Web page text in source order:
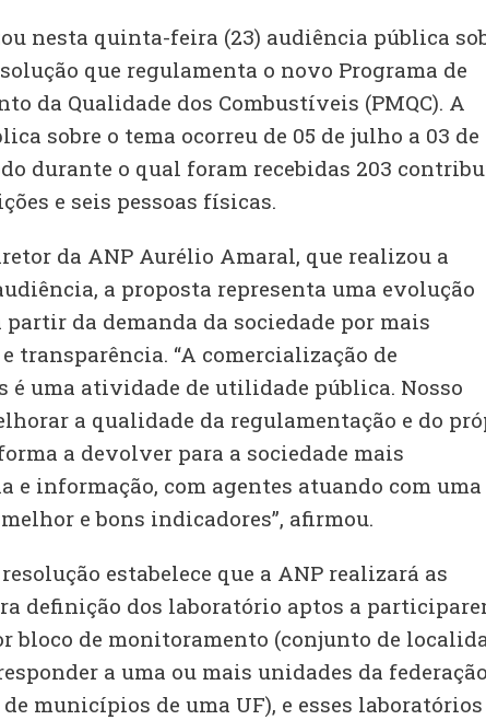
nesta quinta-feira (23) audiência pública
que regulamenta o novo Programa de
da Qualidade dos Combustíveis (PMQC). A
sobre o tema ocorreu de 05 de julho a 03 de
durante o qual foram recebidas 203
e seis pessoas físicas.
da ANP Aurélio Amaral, que realizou a
a proposta representa uma evolução
da demanda da sociedade por mais
transparência. “A comercialização de
é uma atividade de utilidade pública. Nosso
a qualidade da regulamentação e do
a devolver para a sociedade mais
e informação, com agentes atuando com uma
e bons indicadores”, afirmou.
estabelece que a ANP realizará as
definição dos laboratório aptos a
bloco de monitoramento (conjunto de
a uma ou mais unidades da
municípios de uma UF), e esses laboratórios